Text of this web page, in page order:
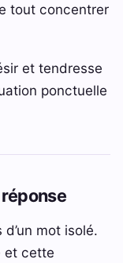
tout concentrer
et tendresse
ponctuelle
mot isolé.
et cette